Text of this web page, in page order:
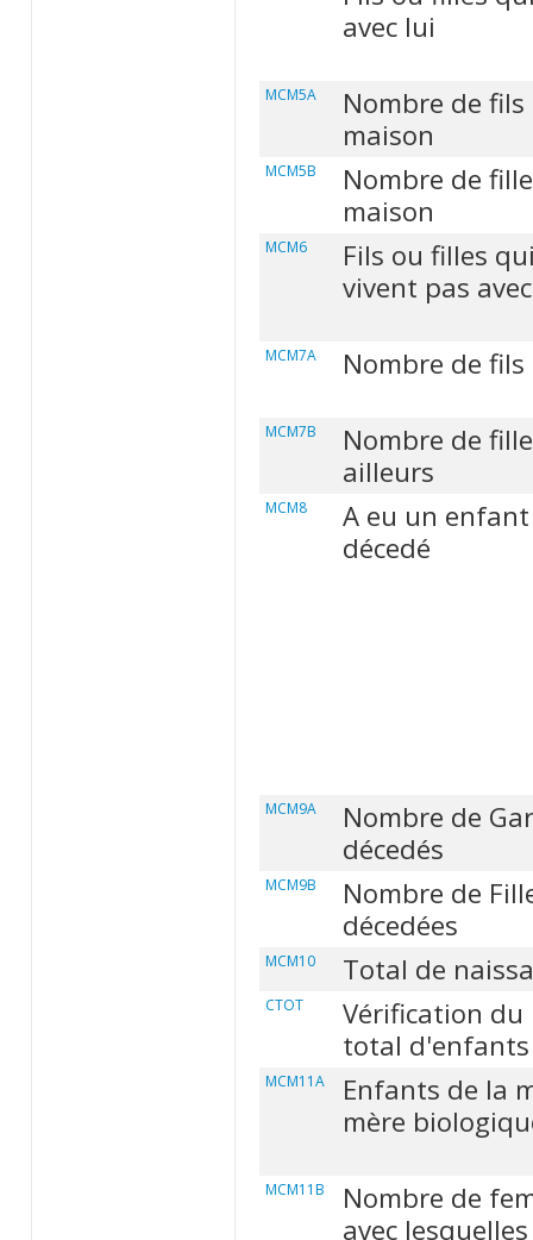
avec lui
MCM5A
Nombre de fils
maison
MCM5B
Nombre de
maison
MCM6
Fils ou filles
vivent pas
MCM7A Nombre de
MCM7B
Nombre de
ailleurs
MCM8
A eu un
décedé
MCM9A
Nombre de
décedés
MCM9B
Nombre de
décedées
MCM10 Total de
CTOT
Vérification du
total d'enfants
MCM11A
Enfants de la
mère
MCM11B
Nombre de
avec lesquelles